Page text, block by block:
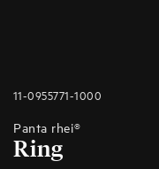
11-0955771-1000
Panta rhei®
Ring